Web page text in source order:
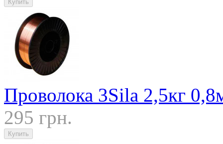
Проволока 3Sila 2,5кг
295 грн.